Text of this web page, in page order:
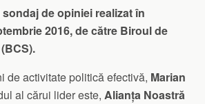
de opiniei realizat în
2016, de către Biroul de
de activitate politică efectivă, Marian
al cărui lider este, Alianța Noastră